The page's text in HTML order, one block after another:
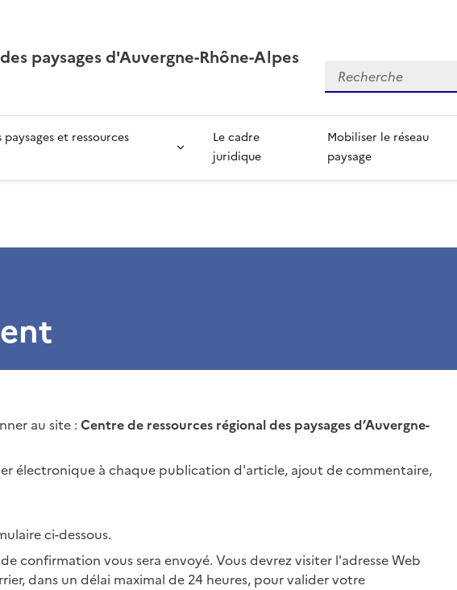
paysages d'Auvergne-Rhône-Alpes Recherche
et ressources
Le cadre
juridique
Mobiliser le réseau
paysage
au site : Centre de ressources régional des paysages d’Auvergne-
électronique à chaque publication d'article, ajout de commentaire,
ci-dessous.
confirmation vous sera envoyé. Vous devrez visiter l'adresse Web
dans un délai maximal de 24 heures, pour valider votre